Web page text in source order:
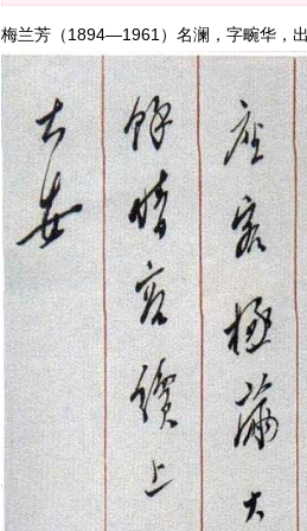
梅兰芳（1894—1961）名澜，字畹华，